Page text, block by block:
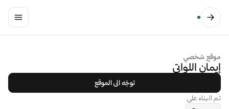
موقع شخصي
إيمان اللواتي
توجّه الى الموقع
تم البناء على